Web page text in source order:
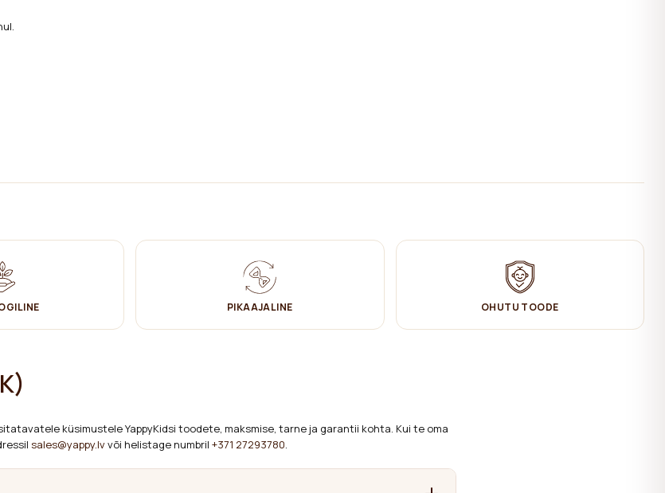
katsemeetodid).
PIKAAJALINE OHUTU TOODE
küsimustele YappyKidsi toodete, maksmise, tarne ja garantii kohta. Kui te oma
sales@yappy.lvvõi helistage numbril +371 27293780.